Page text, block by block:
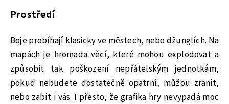
Prostředí
Boje probíhají klasicky ve městech, nebo džunglích. Na
mapách je hromada věcí, které mohou explodovat a
způsobit tak poškození nepřátelským jednotkám,
pokud nebudete dostatečně opatrní, můžou zranit,
nebo zabít i vás. I přesto, že grafika hry nevypadá moc